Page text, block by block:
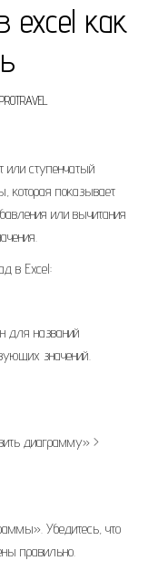
excel как
PROTRAVEL
или ступенчатый
которая показывает
или вычитания
в Excel:
для названий
значений.
диаграмму» >
Убедитесь, что
правильно.